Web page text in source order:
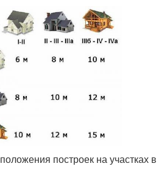
построек на участках в